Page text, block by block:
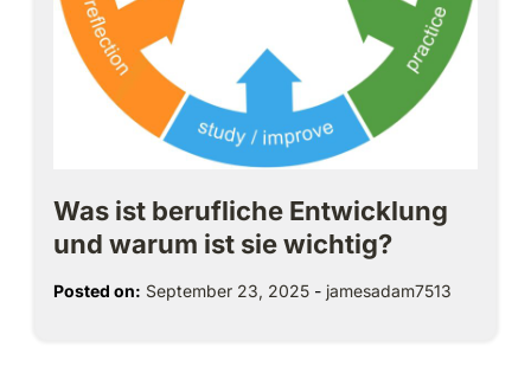
Was ist berufliche Entwicklung
und warum ist sie wichtig?
Posted on: September 23, 2025 - jamesadam7513